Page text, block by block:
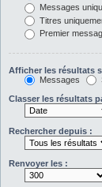
Messages
Titres
Premier
Afficher les résultats
Messages
Classer les résultats
Rechercher depuis :
Renvoyer les :